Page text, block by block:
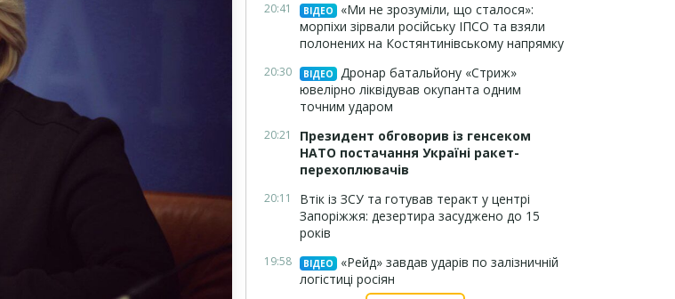
20:41 ВІДЕО
«Ми не зрозуміли, що сталося»:
морпіхи зірвали російську ІПСО та взяли
полонених на Костянтинівському напрямку
20:30 ВІДЕО
Дронар батальйону «Стриж»
ювелірно ліквідував окупанта одним
точним ударом
20:21
Президент обговорив із генсеком
НАТО постачання Україні ракет-
перехоплювачів
20:11
Втік із ЗСУ та готував теракт у центрі
Запоріжжя: дезертира засуджено до 15
років
19:58 ВІДЕО
«Рейд» завдав ударів по залізничній
логістиці росіян